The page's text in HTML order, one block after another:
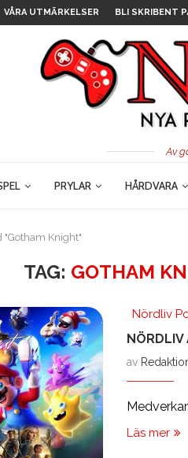
VÅRA UTMÄRKELSER BLI SKRIBENT
Av
PRYLAR HÅRDVARA
"Gotham Knight"
TAG: GOTHAM
Nördliv
NÖRDLIV
av
Läs mer